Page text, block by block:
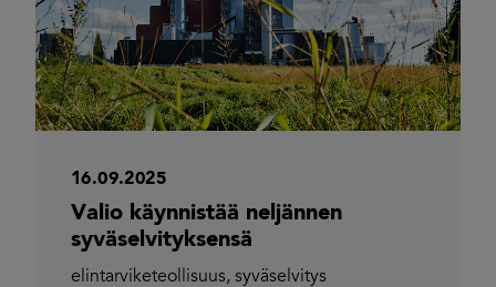
16.09.2025
Valio käynnistää neljännen
syväselvityksensä
elintarviketeollisuus, syväselvitys